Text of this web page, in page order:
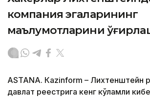
компания эгаларининг
маълумотларини
ASTANА. Кazinform – Лихтенштейн
давлат реестрига кенг кўламли